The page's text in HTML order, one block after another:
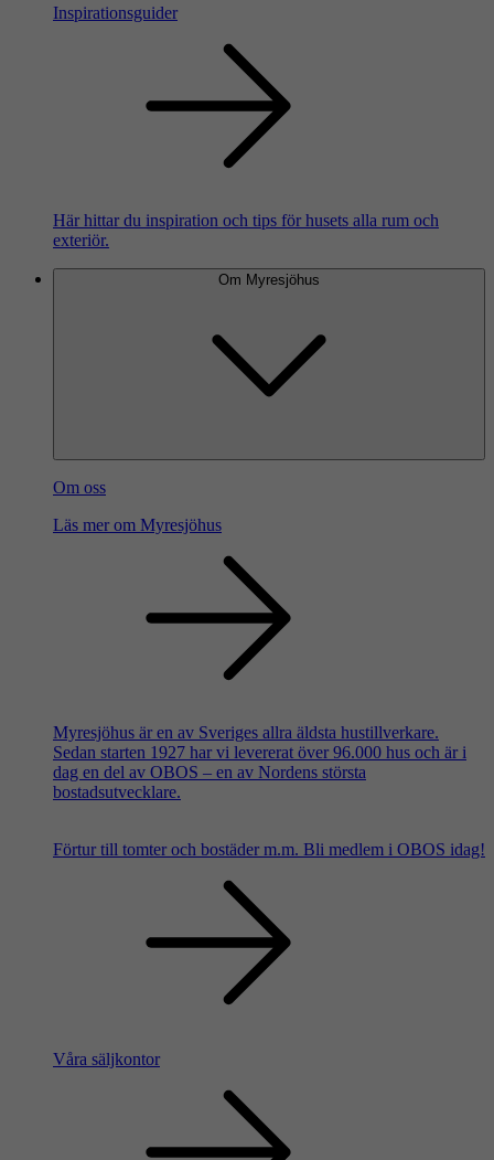
Inspirationsguider
Här hittar du inspiration och tips för husets alla rum och
exteriör.
Om Myresjöhus
Om oss
Läs mer om Myresjöhus
Myresjöhus är en av Sveriges allra äldsta hustillverkare.
Sedan starten 1927 har vi levererat över 96.000 hus och är i
dag en del av OBOS – en av Nordens största
bostadsutvecklare.
Förtur till tomter och bostäder m.m. Bli medlem i OBOS idag!
Våra säljkontor